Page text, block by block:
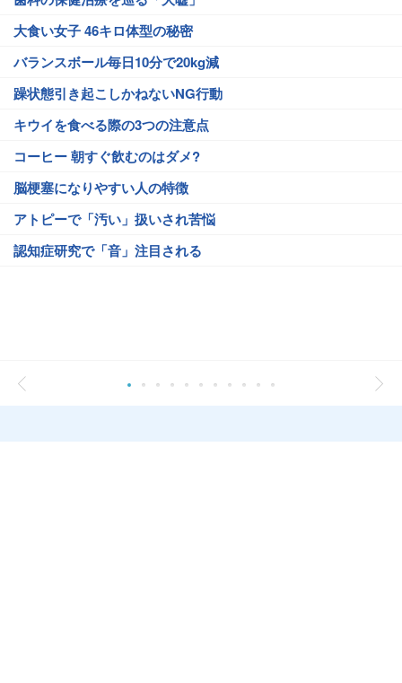
大食い女子 46キロ体型の秘密
バランスボール毎日10分で20kg減
躁状態引き起こしかねないNG行動
キウイを食べる際の3つの注意点
コーヒー 朝すぐ飲むのはダメ?
脳梗塞になりやすい人の特徴
アトピーで「汚い」扱いされ苦悩
認知症研究で「音」注目される